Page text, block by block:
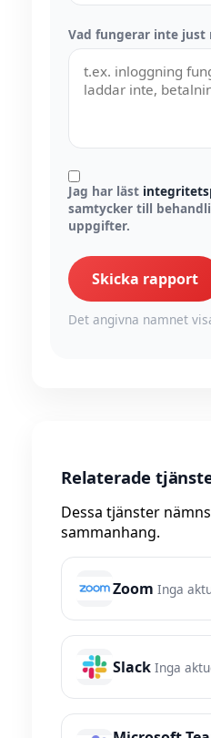
Vad fungerar inte just
Jag har läst
samtycker till
uppgifter.
Skicka rapport
Det angivna namnet
Relaterade
Dessa tjänster
sammanhang.
Zoom Inga
Slack Inga